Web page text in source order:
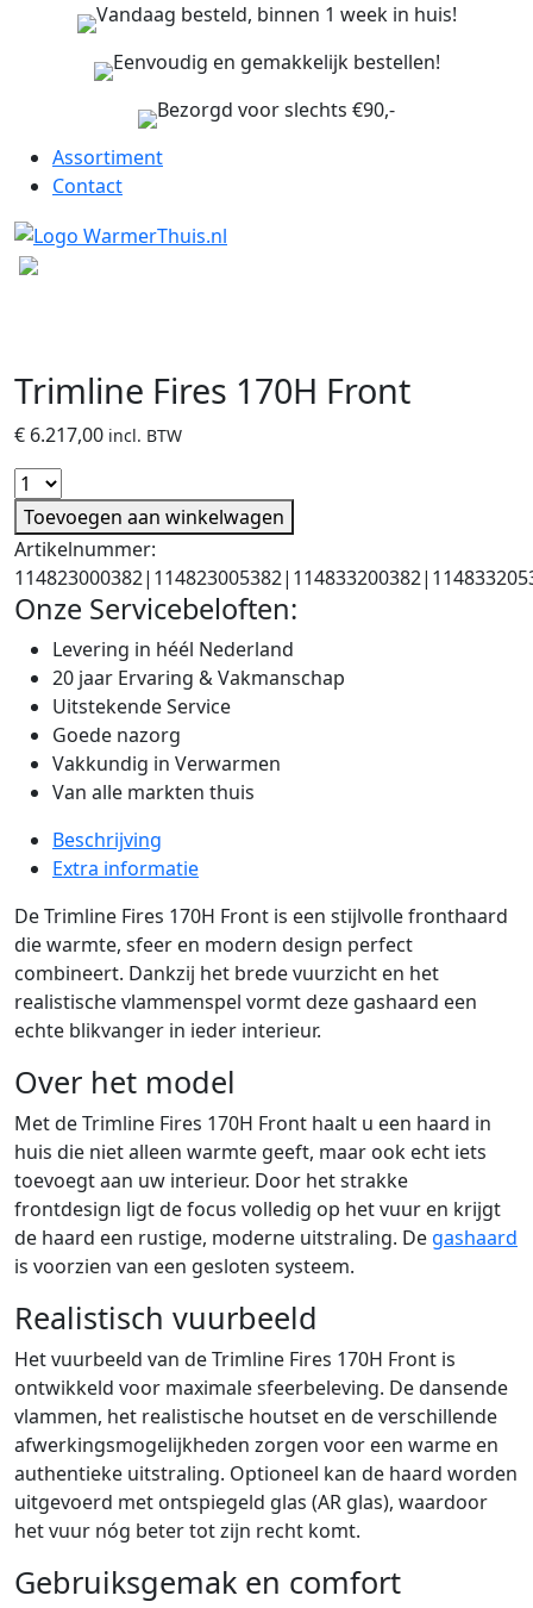
Vandaag besteld, binnen 1 week in huis!
Eenvoudig en gemakkelijk bestellen!
Bezorgd voor slechts €90,-
Assortiment
Contact
Trimline Fires 170H Front
€ 6.217,00 incl. BTW
Toevoegen aan winkelwagen
Artikelnummer:
Onze Servicebeloften:
Levering in héél Nederland
20 jaar Ervaring & Vakmanschap
Uitstekende Service
Goede nazorg
Vakkundig in Verwarmen
Van alle markten thuis
Beschrijving
Extra informatie
De Trimline Fires 170H Front is een stijlvolle fronthaard
die warmte, sfeer en modern design perfect
combineert. Dankzij het brede vuurzicht en het
realistische vlammenspel vormt deze gashaard een
echte blikvanger in ieder interieur.
Over het model
Met de Trimline Fires 170H Front haalt u een haard in
huis die niet alleen warmte geeft, maar ook echt iets
toevoegt aan uw interieur. Door het strakke
frontdesign ligt de focus volledig op het vuur en krijgt
de haard een rustige, moderne uitstraling. De gashaard
is voorzien van een gesloten systeem.
Realistisch vuurbeeld
Het vuurbeeld van de Trimline Fires 170H Front is
ontwikkeld voor maximale sfeerbeleving. De dansende
vlammen, het realistische houtset en de verschillende
afwerkingsmogelijkheden zorgen voor een warme en
authentieke uitstraling. Optioneel kan de haard worden
uitgevoerd met ontspiegeld glas (AR glas), waardoor
het vuur nóg beter tot zijn recht komt.
Gebruiksgemak en comfort